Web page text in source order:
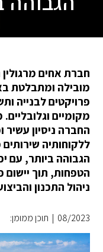
מובילה ומתבלטת
פרויקטים לבנייה
החברה ניסיון
ללקוחותיה
הגבוהה ביותר, עם
הטפחות, תוך יישום
ניהול התכנון
08/2023
| תוכן ממומן: